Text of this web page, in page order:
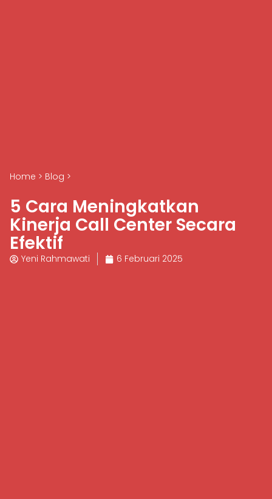
Home > Blog >
5 Cara Meningkatkan
Kinerja Call Center Secara
Efektif
Yeni Rahmawati 6 Februari 2025